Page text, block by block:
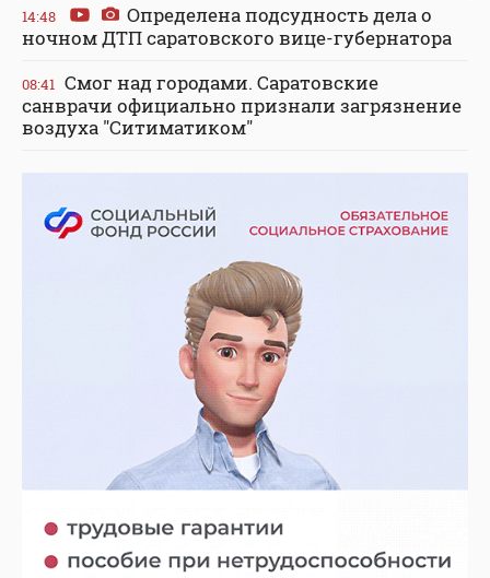
14:48
Определена подсудность дела о
ночном ДТП саратовского вице-губернатора
08:41 Смог над городами. Саратовские
санврачи официально признали загрязнение
воздуха "Ситиматиком"